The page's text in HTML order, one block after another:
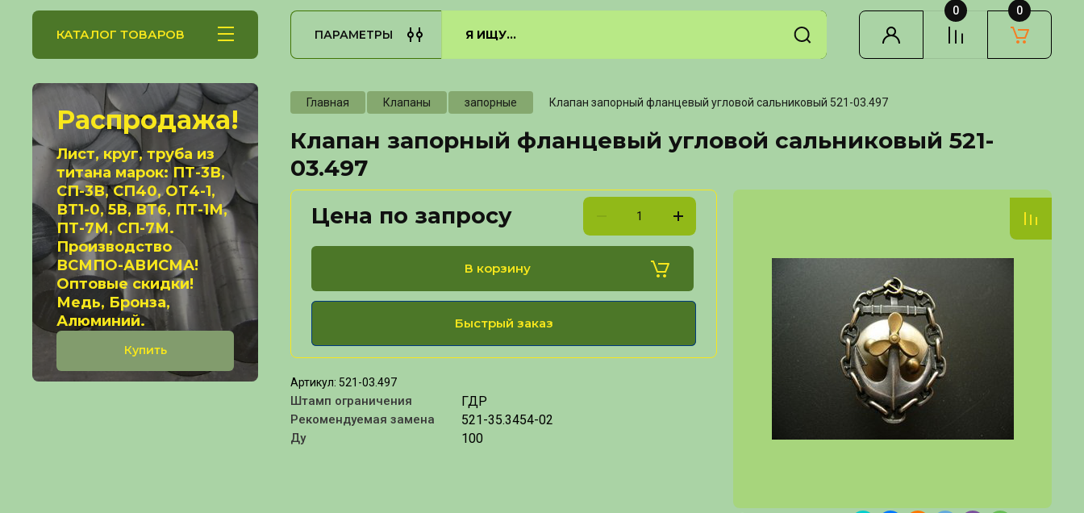
КАТАЛОГ ТОВАРОВ ПАРАМЕТРЫ
0 0
Распродажа!
Лист, круг, труба из
титана марок: ПТ-3В,
СП-3В, СП40, ОТ4-1,
ВТ1-0, 5В, ВТ6, ПТ-1М,
ПТ-7М, СП-7М.
Производство
ВСМПО-АВИСМА!
Оптовые скидки!
Медь, Бронза,
Алюминий.
Купить
Главная Клапаны запорные Клапан запорный фланцевый угловой сальниковый 521-03.497
Клапан запорный фланцевый угловой сальниковый 521-
03.497
Цена по запросу
В корзину
Быстрый заказ
Артикул: 521-03.497
Штамп ограничения ГДР
Рекомендуемая замена 521-35.3454-02
Ду 100